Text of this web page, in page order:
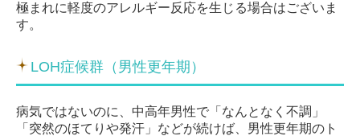
極まれに軽度のアレルギー反応を生じる場合はございま
す。
LOH症候群（男性更年期）
病気ではないのに、中高年男性で「なんとなく不調」
「突然のほてりや発汗」などが続けば、男性更年期のト